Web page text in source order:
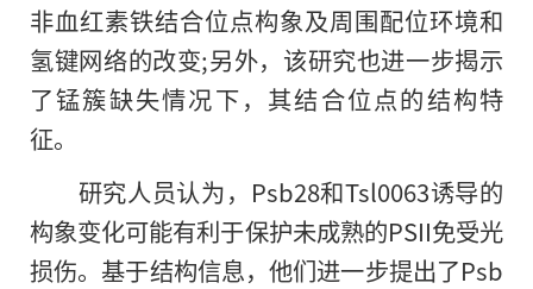
非血红素铁结合位点构象及周围配位环境和
氢键网络的改变;另外，该研究也进一步揭示
了锰簇缺失情况下，其结合位点的结构特
征。
研究人员认为，Psb28和Tsl0063诱导的
构象变化可能有利于保护未成熟的PSII免受光
损伤。基于结构信息，他们进一步提出了Psb